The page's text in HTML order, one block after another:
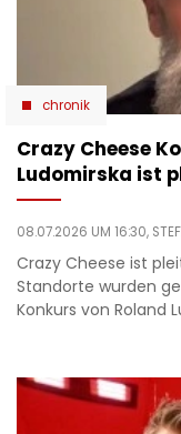
chronik
Crazy Cheese
Ludomirska ist
08.07.2026 UM 16:30,
Crazy Cheese ist
Standorte wurden
Konkurs von Roland